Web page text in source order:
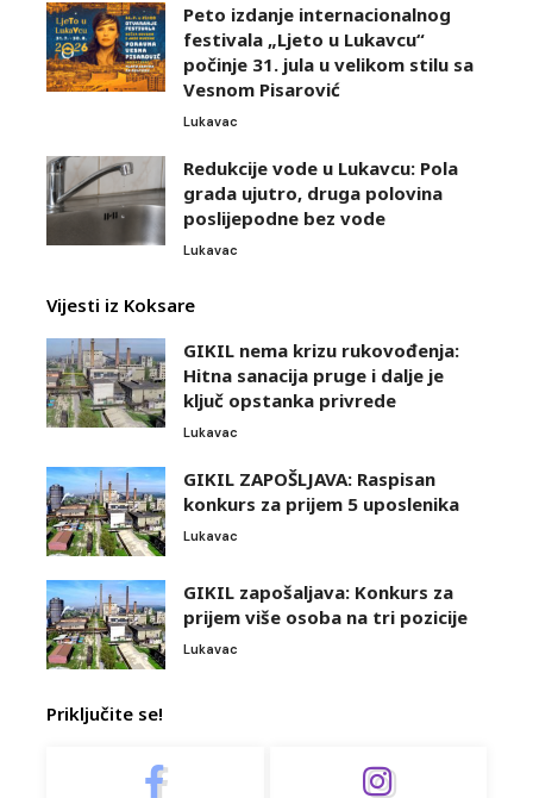
Peto izdanje internacionalnog
festivala „Ljeto u Lukavcu“
počinje 31. jula u velikom stilu sa
Vesnom Pisarović
Lukavac
Redukcije vode u Lukavcu: Pola
grada ujutro, druga polovina
poslijepodne bez vode
Lukavac
Vijesti iz Koksare
GIKIL nema krizu rukovođenja:
Hitna sanacija pruge i dalje je
ključ opstanka privrede
Lukavac
GIKIL ZAPOŠLJAVA: Raspisan
konkurs za prijem 5 uposlenika
Lukavac
GIKIL zapošaljava: Konkurs za
prijem više osoba na tri pozicije
Lukavac
Priključite se!